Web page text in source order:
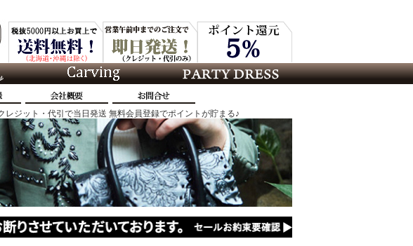
ジット・代引で当日発送 無料会員登録でポイントが貯まる♪